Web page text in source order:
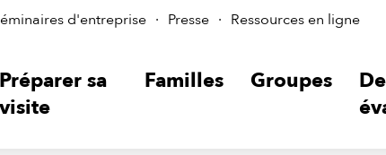
d'entreprise Presse Ressources en ligne
Préparer sa
visite
Familles Groupes